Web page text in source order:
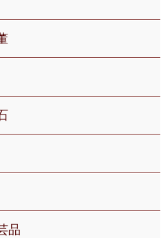
品